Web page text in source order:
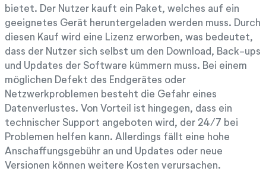
bietet. Der Nutzer kauft ein Paket, welches auf ein
geeignetes Gerät heruntergeladen werden muss. Durch
diesen Kauf wird eine Lizenz erworben, was bedeutet,
dass der Nutzer sich selbst um den Download, Back-ups
und Updates der Software kümmern muss. Bei einem
möglichen Defekt des Endgerätes oder
Netzwerkproblemen besteht die Gefahr eines
Datenverlustes. Von Vorteil ist hingegen, dass ein
technischer Support angeboten wird, der 24/7 bei
Problemen helfen kann. Allerdings fällt eine hohe
Anschaffungsgebühr an und Updates oder neue
Versionen können weitere Kosten verursachen.